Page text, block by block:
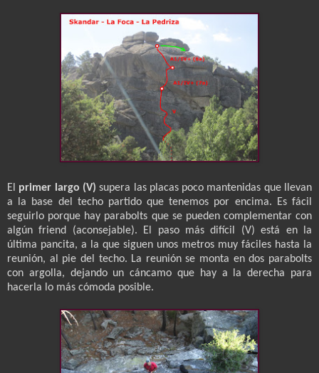
El primer largo (V) supera las placas poco mantenidas que llevan
a la base del techo partido que tenemos por encima. Es fácil
seguirlo porque hay parabolts que se pueden complementar con
algún friend (aconsejable). El paso más difícil (V) está en la
última pancita, a la que siguen unos metros muy fáciles hasta la
reunión, al pie del techo. La reunión se monta en dos parabolts
con argolla, dejando un cáncamo que hay a la derecha para
hacerla lo más cómoda posible.